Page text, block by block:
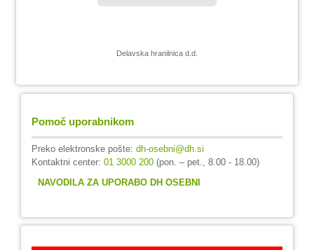
Delavska hranilnica d.d.
Pomoč uporabnikom
Preko elektronske pošte: dh-osebni@dh.si
Kontaktni center: 01 3000 200(pon. – pet., 8.00 - 18.00)
NAVODILA ZA UPORABO DH OSEBNI